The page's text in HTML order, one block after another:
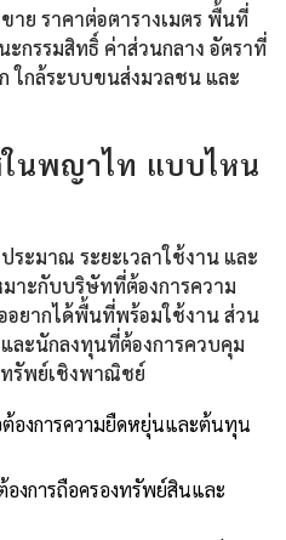
าย ราคาต่อตารางเมตร พื้นที่
ะกรรมสิทธิ์ ค่าส่วนกลาง อัตราที่
ใกล้ระบบขนส่งมวลชน และ
นพญาไท แบบไหน
ะมาณ ระยะเวลาใช้งาน และ
มาะกับบริษัทที่ต้องการความ
อยากได้พื้นที่พร้อมใช้งาน ส่วน
ละนักลงทุนที่ต้องการควบคุม
รัพย์เชิงพาณิชย์
องการความยืดหยุ่นและต้นทุน
งการถือครองทรัพย์สินและ